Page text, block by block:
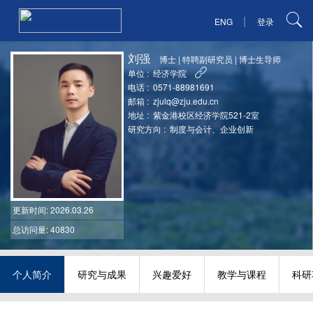
ENG | 登录
更新时间: 2026.03.26
总访问量: 40830
刘强 博士 |特聘副研究员 |博士生导师
单位 : 经济学院
电话 : 0571-88981691
邮箱 : zjulq@zju.edu.cn
地址 : 紫金港校区经济学院521-2室
研究方向 : 制度与会计、企业创新
个人简介 研究与成果 兴趣爱好 教学与课程 科